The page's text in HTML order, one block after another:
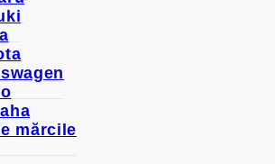
mărcile